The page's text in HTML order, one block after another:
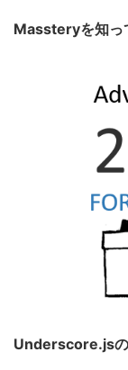
Massteryを知っ
Underscore.jsの